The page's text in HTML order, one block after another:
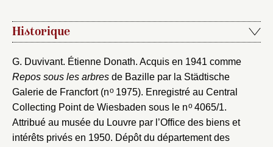
Historique
G. Duvivant. Étienne Donath. Acquis en 1941 comme
Repos sous les arbres de Bazille par la Städtische
Galerie de Francfort (no1975). Enregistré au Central
Collecting Point de Wiesbaden sous le no4065/1.
Attribué au musée du Louvre par l’Office des biens et
intérêts privés en 1950. Dépôt du département des
Valider
Nouveau dossier
Mot de passe
Envoyer